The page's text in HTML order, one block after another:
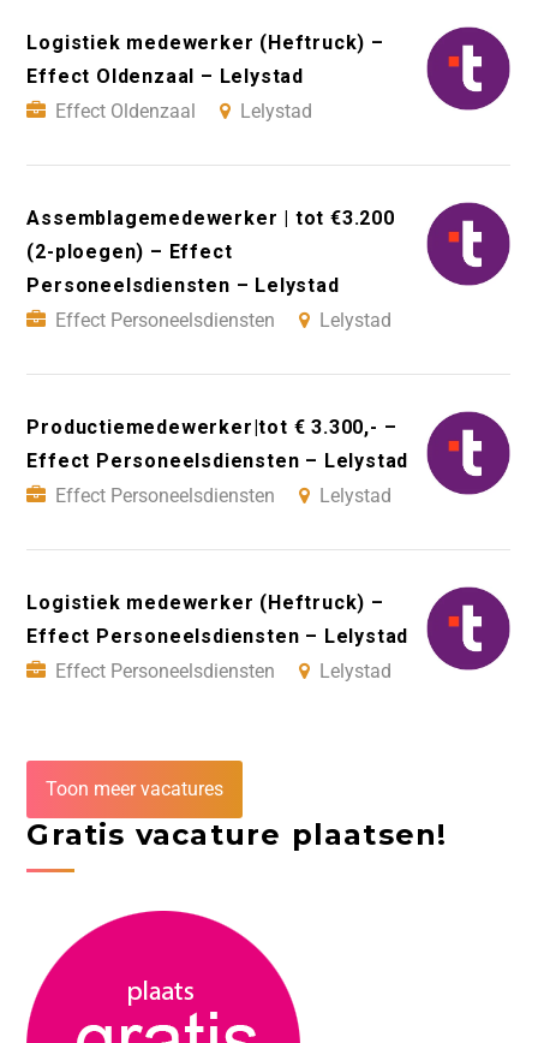
Logistiek medewerker (Heftruck) –
Effect Oldenzaal – Lelystad
Effect Oldenzaal
Lelystad
Assemblagemedewerker | tot €3.200
(2-ploegen) – Effect
Personeelsdiensten – Lelystad
Effect Personeelsdiensten
Lelystad
Productiemedewerker|tot € 3.300,- –
Effect Personeelsdiensten – Lelystad
Effect Personeelsdiensten
Lelystad
Logistiek medewerker (Heftruck) –
Effect Personeelsdiensten – Lelystad
Effect Personeelsdiensten
Lelystad
Toon meer vacatures
Gratis vacature plaatsen!